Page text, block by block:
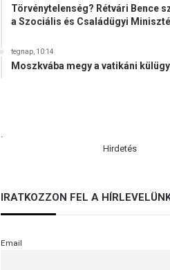
Törvénytelenség? Rétvári Bence
a Szociális és Családügyi
tegnap, 10:14
Moszkvába megy a vatikáni
.
Hirdetés
IRATKOZZON FEL A
Email